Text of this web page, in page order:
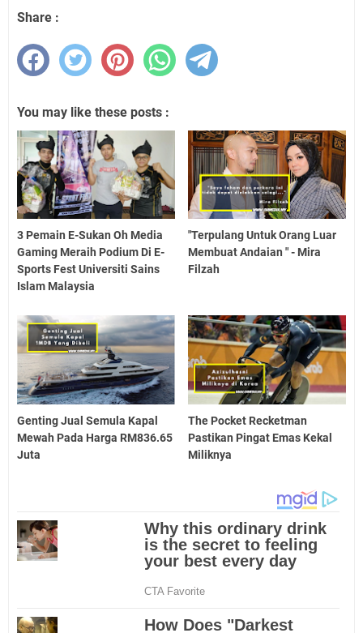
Share :
You may like these posts :
3 Pemain E-Sukan Oh Media
Gaming Meraih Podium Di E-
Sports Fest Universiti Sains
Islam Malaysia
"Terpulang Untuk Orang Luar
Membuat Andaian " - Mira
Filzah
Genting Jual Semula Kapal
Mewah Pada Harga RM836.65
Juta
The Pocket Recketman
Pastikan Pingat Emas Kekal
Miliknya